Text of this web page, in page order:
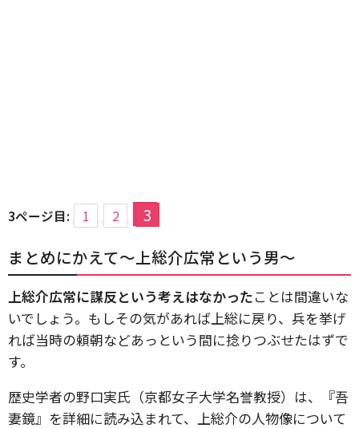
3ページ目: 1 2 3
まとめにかえて～上総介広常という男～
上総介広常に謀反という考えはなかったことは間違いな
いでしょう。もしその気があれば上総に戻り、兵を挙げ
れば当時の頼朝などあっという間に捻りつぶせたはずで
す。
歴史学者の野口実氏（京都女子大学名誉教授）は、『吾
妻鏡』を詳細に読み込まれて、上総介の人物像について